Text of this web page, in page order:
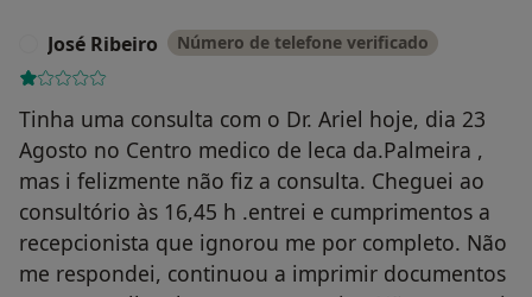
José Ribeiro Número de telefone verificado
Tinha uma consulta com o Dr. Ariel hoje, dia 23
Agosto no Centro medico de leca da.Palmeira ,
mas i felizmente não fiz a consulta. Cheguei ao
consultório às 16,45 h .entrei e cumprimentos a
recepcionista que ignorou me por completo. Não
me respondei, continuou a imprimir documentos